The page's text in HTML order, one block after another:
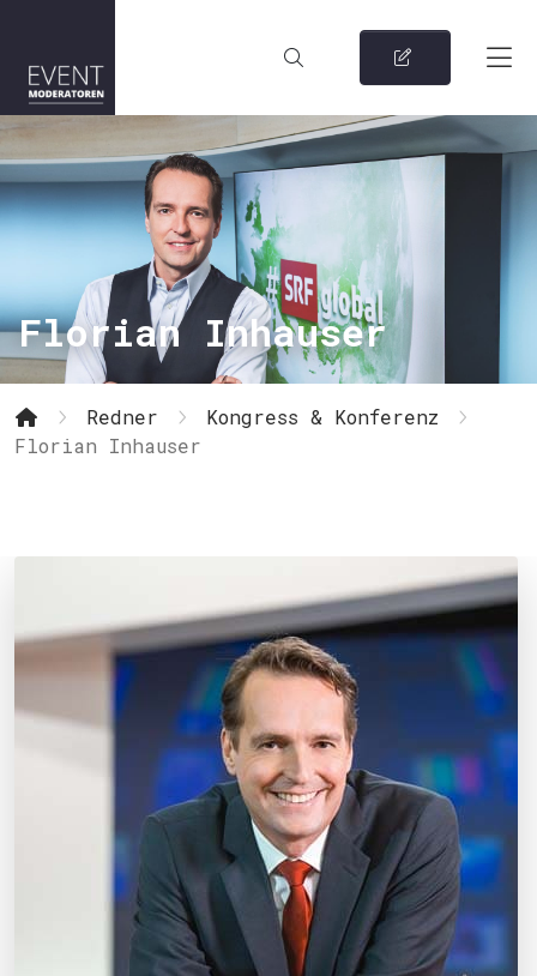
Florian Inhauser
Redner
Kongress & Konferenz
Florian Inhauser